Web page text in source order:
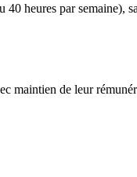
heures par semaine),
maintien de leur